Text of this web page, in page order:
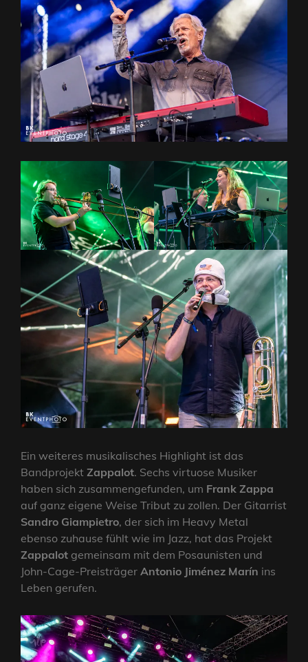
Ein weiteres musikalisches Highlight ist das
Bandprojekt Zappalot. Sechs virtuose Musiker
haben sich zusammengefunden, um Frank Zappa
auf ganz eigene Weise Tribut zu zollen. Der Gitarrist
Sandro Giampietro, der sich im Heavy Metal
ebenso zuhause fühlt wie im Jazz, hat das Projekt
Zappalot gemeinsam mit dem Posaunisten und
John-Cage-Preisträger Antonio Jiménez Marín ins
Leben gerufen.